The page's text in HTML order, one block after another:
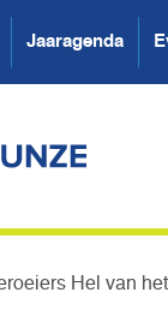
Jaaragenda
Hel van